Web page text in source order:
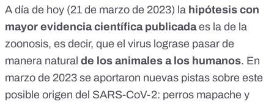
A día de hoy (21 de marzo de 2023) la hipótesis con
mayor evidencia científica publicadaes la de la
zoonosis, es decir, que el virus lograse pasar de
manera natural de los animales a los humanos. En
marzo de 2023 se aportaron nuevas pistas sobre este
posible origen del SARS-CoV-2: perros mapache y